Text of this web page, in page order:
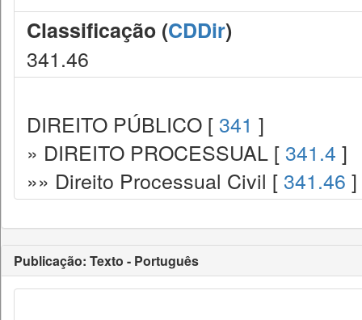
Classificação (CDDir)
341.46
DIREITO PÚBLICO [ 341 ]
» DIREITO PROCESSUAL [ 341.4 ]
»» Direito Processual Civil [ 341.46 ]
Publicação: Texto - Português